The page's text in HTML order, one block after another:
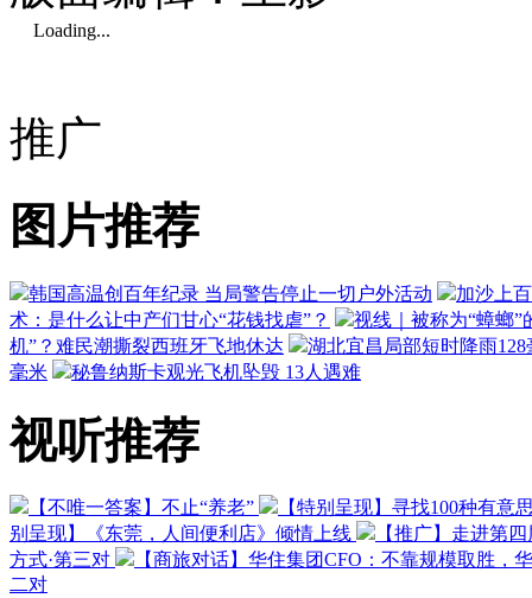
Loading...
推广
图片推荐
韩国高温创百年纪录 当局警告停止一切户外活动
加沙上
术：是什么让中产们甘心“花钱找虐”？
视线｜被称为“蟑螂
机”？难民潮撕裂西班牙飞地休达
湖北宜昌局部短时降雨
毫米
秘鲁纳斯卡观光飞机坠毁 13人遇难
视听推荐
【不唯一答案】不止“养老”
【特别呈现】寻找100种有意
别呈现】《东莞，人间便利店》倾情上线
【推广】走进第
方式·第三对
【商旅对话】华住集团CFO：不靠规模取胜，
二对